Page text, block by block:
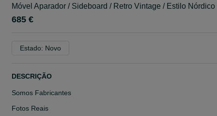
Móvel Aparador / Sideboard / Retro Vintage / Estilo Nórdico
685 €
Estado: Novo
DESCRIÇÃO
Somos Fabricantes
Fotos Reais